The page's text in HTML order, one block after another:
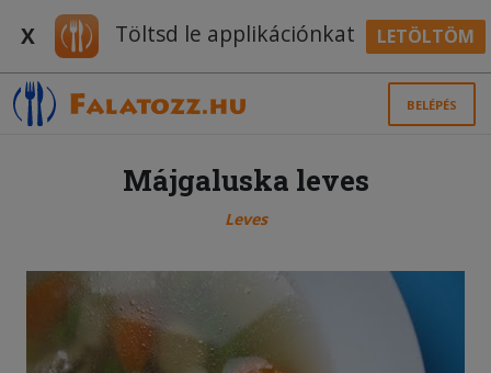
X Töltsd le applikációnkat LETÖLTÖM
BELÉPÉS
Májgaluska leves
Leves